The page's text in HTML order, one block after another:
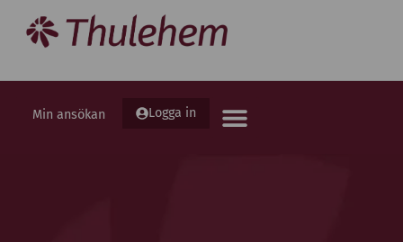
Min ansökan Logga in